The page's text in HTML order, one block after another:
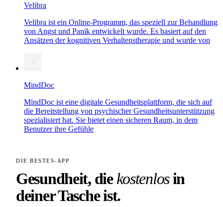
Velibra
Velibra ist ein Online-Programm, das speziell zur Behandlung
von Angst und Panik entwickelt wurde. Es basiert auf den
Ansätzen der kognitiven Verhaltenstherapie und wurde von
MindDoc
MindDoc ist eine digitale Gesundheitsplattform, die sich auf
die Bereitstellung von psychischer Gesundheitsunterstützung
spezialisiert hat. Sie bietet einen sicheren Raum, in dem
Benutzer ihre Gefühle
DIE BESTES-APP
Gesundheit, diekostenlosin
deiner Tasche ist.